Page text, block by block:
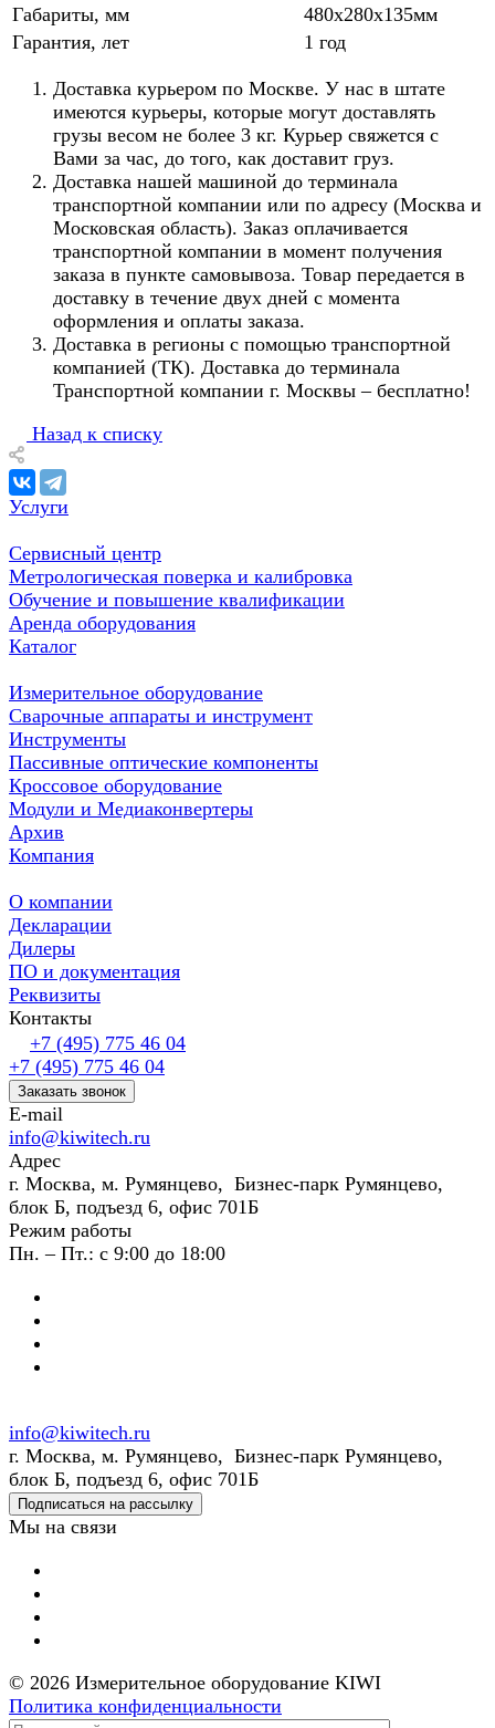
Габариты, мм
480х280х135мм
Гарантия, лет
1 год
Доставка курьером по Москве. У нас в штате
имеются курьеры, которые могут доставлять
грузы весом не более 3 кг. Курьер свяжется с
Вами за час, до того, как доставит груз.
Доставка нашей машиной до терминала
транспортной компании или по адресу (Москва и
Московская область). Заказ оплачивается
транспортной компании в момент получения
заказа в пункте самовывоза. Товар передается в
доставку в течение двух дней с момента
оформления и оплаты заказа.
Доставка в регионы с помощью транспортной
компанией (ТК). Доставка до терминала
Транспортной компании г. Москвы – бесплатно!
Назад к списку
Услуги
Сервисный центр
Метрологическая поверка и калибровка
Обучение и повышение квалификации
Аренда оборудования
Каталог
Измерительное оборудование
Сварочные аппараты и инструмент
Инструменты
Пассивные оптические компоненты
Кроссовое оборудование
Модули и Медиаконвертеры
Архив
Компания
О компании
Декларации
Дилеры
ПО и документация
Реквизиты
Контакты
+7 (495) 775 46 04
+7 (495) 775 46 04
Заказать звонок
E-mail
info@kiwitech.ru
Адрес
г. Москва, м. Румянцево, Бизнес-парк Румянцево,
блок Б, подъезд 6, офис 701Б
Режим работы
Пн. – Пт.: с 9:00 до 18:00
info@kiwitech.ru
г. Москва, м. Румянцево, Бизнес-парк Румянцево,
блок Б, подъезд 6, офис 701Б
Подписаться на рассылку
Мы на связи
© 2026 Измерительное оборудование KIWI
Политика конфиденциальности